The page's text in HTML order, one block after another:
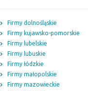
Firmy dolnośląskie
Firmy kujawsko-pomorskie
Firmy lubelskie
Firmy lubuskie
Firmy łódzkie
Firmy małopolskie
Firmy mazowieckie